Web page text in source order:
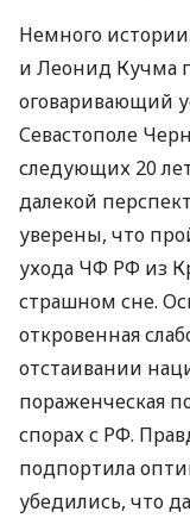
Немного
и Леонид Кучма
оговаривающий
Севастополе
следующих 20
далекой
уверены, что
ухода ЧФ РФ из
страшном сне.
откровенная
отстаивании
пораженческая
спорах с РФ.
подпортила
убедились, что